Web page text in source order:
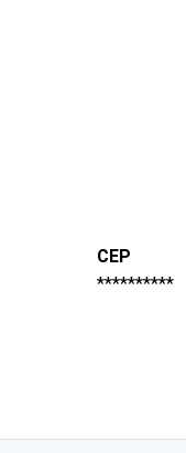
CEP
**********